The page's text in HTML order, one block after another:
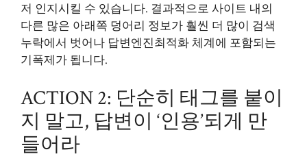
저 인지시킬 수 있습니다. 결과적으로 사이트 내의
다른 많은 아래쪽 덩어리 정보가 훨씬 더 많이 검색
누락에서 벗어나 답변엔진최적화 체계에 포함되는
기폭제가 됩니다.
ACTION 2: 단순히 태그를 붙이
지 말고, 답변이 ‘인용’되게 만
들어라